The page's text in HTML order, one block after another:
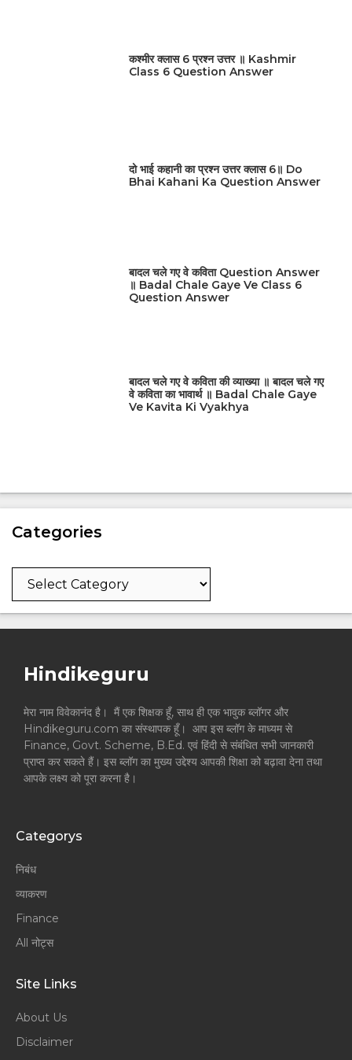
कश्मीर क्लास 6 प्रश्न उत्तर ॥ Kashmir
Class 6 Question Answer
दो भाई कहानी का प्रश्न उत्तर क्लास 6॥ Do
Bhai Kahani Ka Question Answer
बादल चले गए वे कविता Question Answer
॥ Badal Chale Gaye Ve Class 6
Question Answer
बादल चले गए वे कविता की व्याख्या ॥ बादल चले गए
वे कविता का भावार्थ ॥ Badal Chale Gaye
Ve Kavita Ki Vyakhya
Categories
Categories
Hindikeguru
मेरा नाम विवेकानंद है। मैं एक शिक्षक हूँ, साथ ही एक भावुक ब्लॉगर और
Hindikeguru.com का संस्थापक हूँ। आप इस ब्लॉग के माध्यम से
Finance, Govt. Scheme, B.Ed. एवं हिंदी से संबंधित सभी जानकारी
प्राप्त कर सकते हैं। इस ब्लॉग का मुख्य उद्देश्य आपकी शिक्षा को बढ़ावा देना तथा
आपके लक्ष्य को पूरा करना है।
Categorys
निबंध
व्याकरण
Finance
All नोट्स
Site Links
About Us
Disclaimer